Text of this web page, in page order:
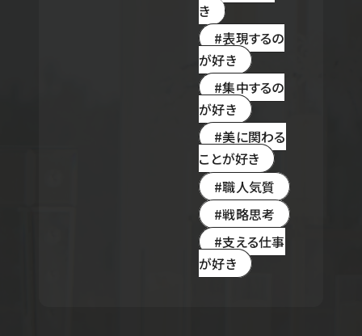
き
表現するの
が好き
集中するの
が好き
美に関わる
ことが好き
職人気質
戦略思考
支える仕事
が好き